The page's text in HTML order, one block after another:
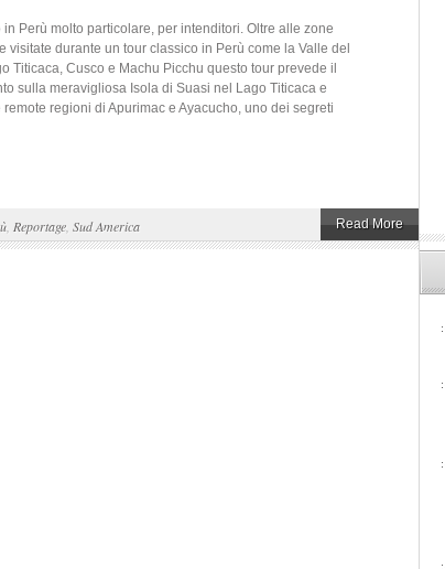
in Perù molto particolare, per intenditori. Oltre alle zone
visitate durante un tour classico in Perù come la Valle del
Titicaca, Cusco e Machu Picchu questo tour prevede il
sulla meravigliosa Isola di Suasi nel Lago Titicaca e
remote regioni di Apurimac e Ayacucho, uno dei segreti
Reportage Sud America Read More